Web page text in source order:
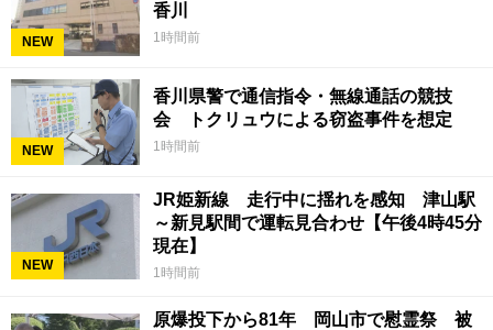
NEW
香川
1時間前
NEW
香川県警で通信指令・無線通話の競技
会 トクリュウによる窃盗事件を想定
1時間前
NEW
JR姫新線 走行中に揺れを感知 津山駅
～新見駅間で運転見合わせ【午後4時45分
現在】
1時間前
原爆投下から81年 岡山市で慰霊祭 被